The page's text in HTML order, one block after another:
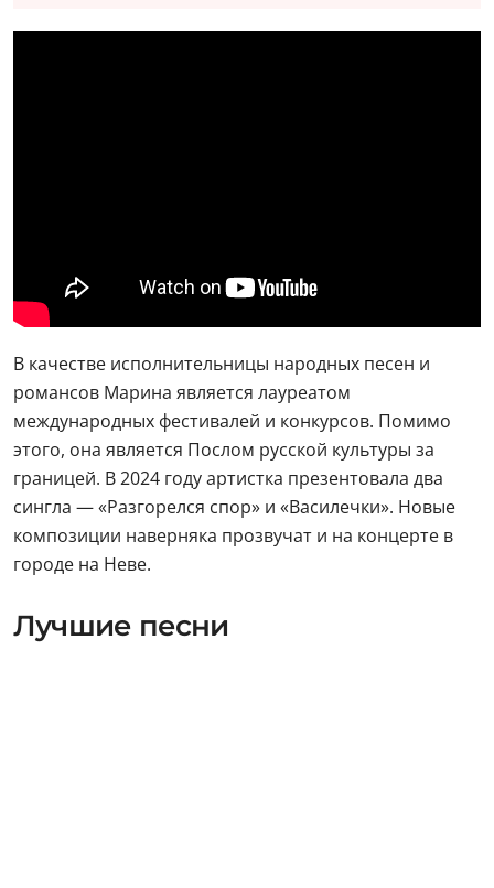
В качестве исполнительницы народных песен и
романсов Марина является лауреатом
международных фестивалей и конкурсов. Помимо
этого, она является Послом русской культуры за
границей. В 2024 году артистка презентовала два
сингла — «Разгорелся спор» и «Василечки». Новые
композиции наверняка прозвучат и на концерте в
городе на Неве.
Лучшие песни